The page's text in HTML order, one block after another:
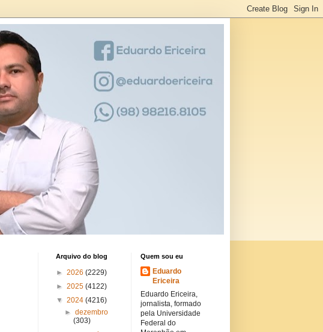
Arquivo do blog
► 2026 (2229)
► 2025 (4122)
▼ 2024 (4216)
► dezembro
(303)
Quem sou eu
Eduardo
Ericeira
Eduardo Ericeira,
jornalista, formado
pela Universidade
Federal do